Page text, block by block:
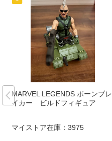
MARVEL LEGENDS ボーンブレ
イカー ビルドフィギュア
マイストア在庫： 3975